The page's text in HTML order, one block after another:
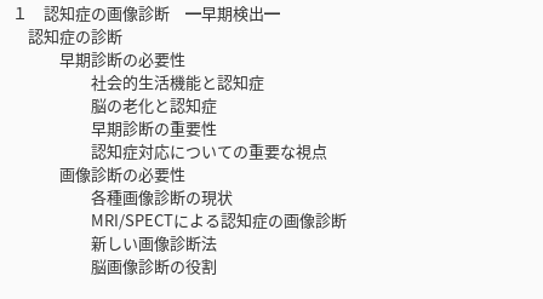
１ 認知症の画像診断 ━早期検出━
認知症の診断
早期診断の必要性
社会的生活機能と認知症
脳の老化と認知症
早期診断の重要性
認知症対応についての重要な視点
画像診断の必要性
各種画像診断の現状
MRI/SPECTによる認知症の画像診断
新しい画像診断法
脳画像診断の役割